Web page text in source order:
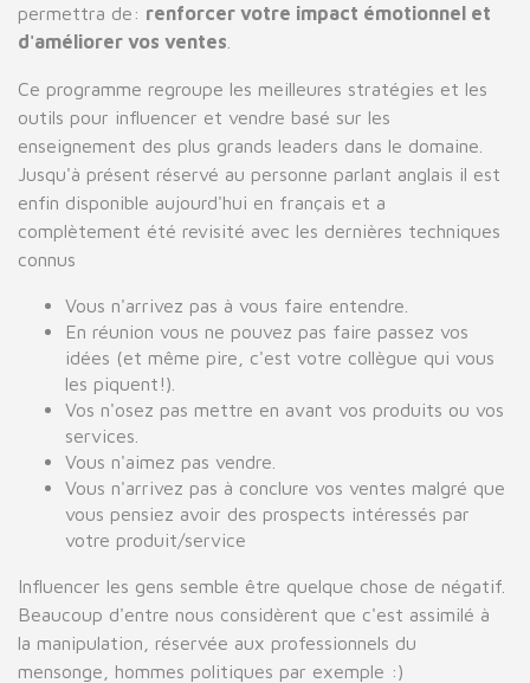
permettra de: renforcer votre impact émotionnel et
d'améliorer vos ventes
Ce programme regroupe les meilleures stratégies et les
outils pour influencer et vendre basé sur les
enseignement des plus grands leaders dans le domaine.
Jusqu'à présent réservé au personne parlant anglais il est
enfin disponible aujourd'hui en français et a
complètement été revisité avec les dernières techniques
connus
Vous n'arrivez pas à vous faire entendre.
En réunion vous ne pouvez pas faire passez vos
idées (et même pire, c'est votre collègue qui vous
les piquent!).
Vos n'osez pas mettre en avant vos produits ou vos
services.
Vous n'aimez pas vendre.
Vous n'arrivez pas à conclure vos ventes malgré que
vous pensiez avoir des prospects intéressés par
votre produit/service
Influencer les gens semble être quelque chose de négatif.
Beaucoup d'entre nous considèrent que c'est assimilé à
la manipulation, réservée aux professionnels du
mensonge, hommes politiques par exemple :)